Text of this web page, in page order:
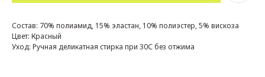
Состав: 70% полиамид, 15% эластан, 10% полиэстер, 5% вискоза
Цвет: Красный
Уход: Ручная деликатная стирка при 30С без отжима